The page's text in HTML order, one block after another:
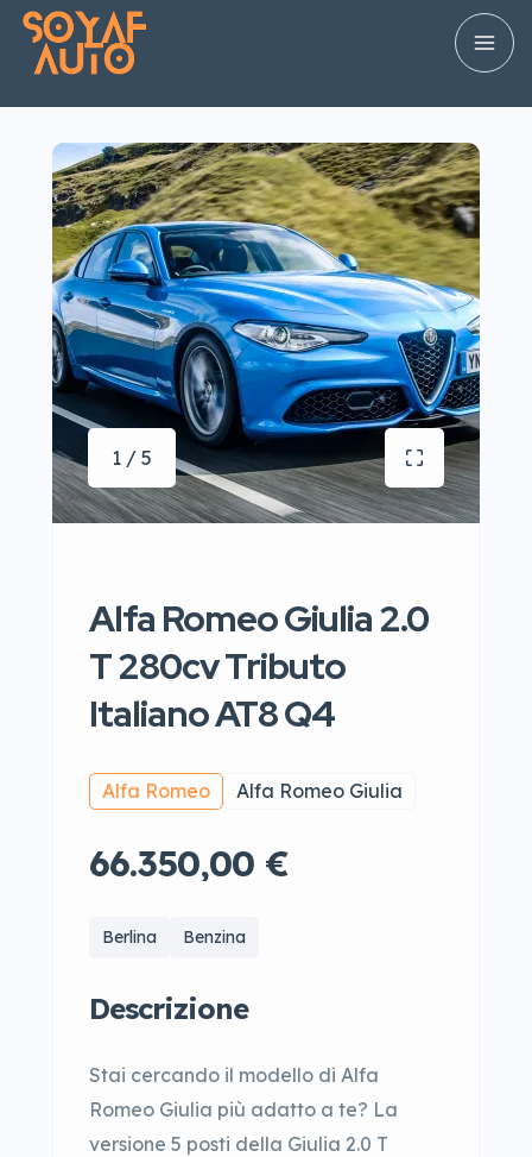
1 / 5
Alfa Romeo Giulia 2.0
T 280cv Tributo
Italiano AT8 Q4
Alfa Romeo Alfa Romeo Giulia
66.350,00 €
Berlina Benzina
Descrizione
Stai cercando il modello di Alfa
Romeo Giulia più adatto a te? La
versione 5 posti della Giulia 2.0 T